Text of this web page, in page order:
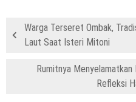
Warga Terseret Ombak,
Laut Saat Isteri Mitoni
Rumitnya Menyelamatkan
Refleksi